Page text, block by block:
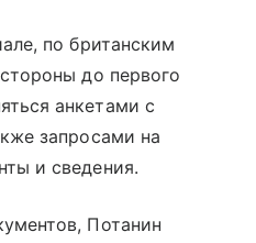
по британским
до первого
анкетами с
запросами на
и сведения.
Потанин